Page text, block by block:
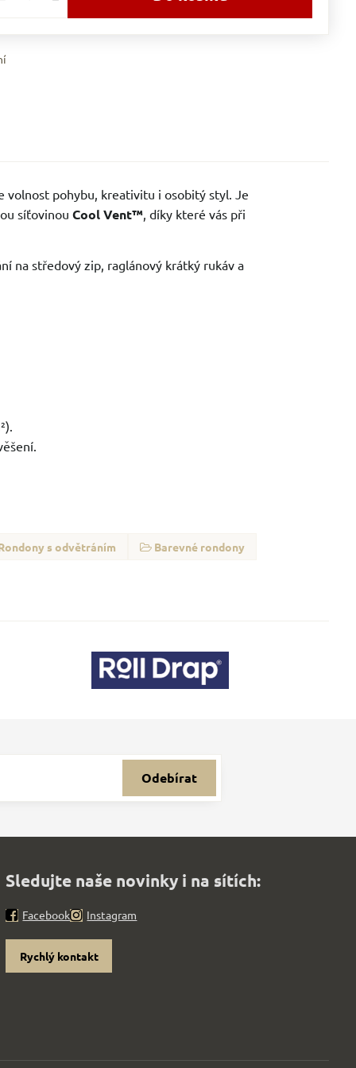
volnost pohybu, kreativitu i osobitý styl. Je
síťovinou Cool Vent™, díky které vás při
na středový zip, raglánový krátký rukáv a
s odvětráním
Barevné rondony
Odebírat
Sledujte naše novinky i na sítích:
Facebook Instagram
Rychlý kontakt